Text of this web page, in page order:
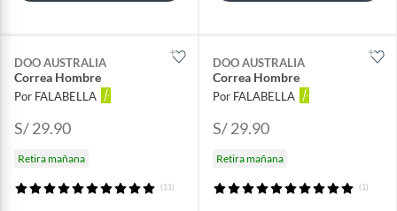
DOO AUSTRALIA
Correa Hombre
Por FALABELLA
S/ 29.90
Retira mañana
(11)
DOO AUSTRALIA
Correa Hombre
Por FALABELLA
S/ 29.90
Retira mañana
(1)